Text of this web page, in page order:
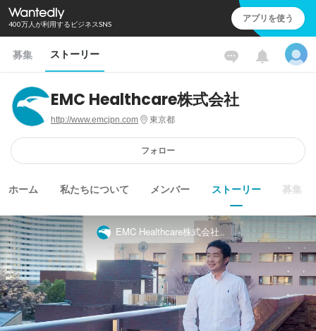
400万人が利用するビジネスSNS アプリを使う
募集 ストーリー
EMC Healthcare株式会社
http://www.emcjpn.com 東京都
フォロー
ホーム 私たちについて メンバー ストーリー 募集
EMC Healthcare株式会社